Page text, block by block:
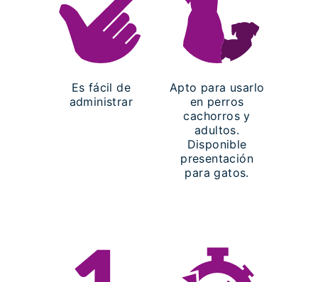
Es fácil de
administrar
Apto para usarlo
en perros
cachorros y
adultos.
Disponible
presentación
para gatos.